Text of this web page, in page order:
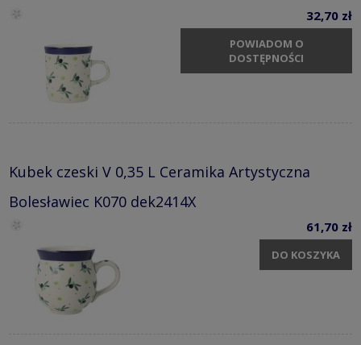
32,70 zł
POWIADOM O
DOSTĘPNOŚCI
Kubek czeski V 0,35 L Ceramika Artystyczna
Bolesławiec K070 dek2414X
61,70 zł
DO KOSZYKA